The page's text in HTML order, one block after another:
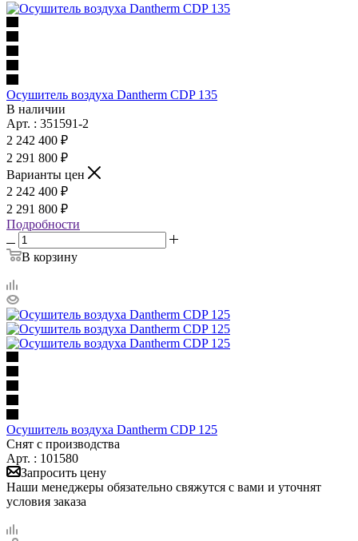
Осушитель воздуха Dantherm CDP 135
В наличии
Арт. : 351591-2
2 242 400 ₽
2 291 800 ₽
Варианты цен
2 242 400 ₽
2 291 800 ₽
Подробности
В корзину
Осушитель воздуха Dantherm CDP 125
Снят с производства
Арт. : 101580
Запросить цену
Наши менеджеры обязательно свяжутся с вами и уточнят
условия заказа